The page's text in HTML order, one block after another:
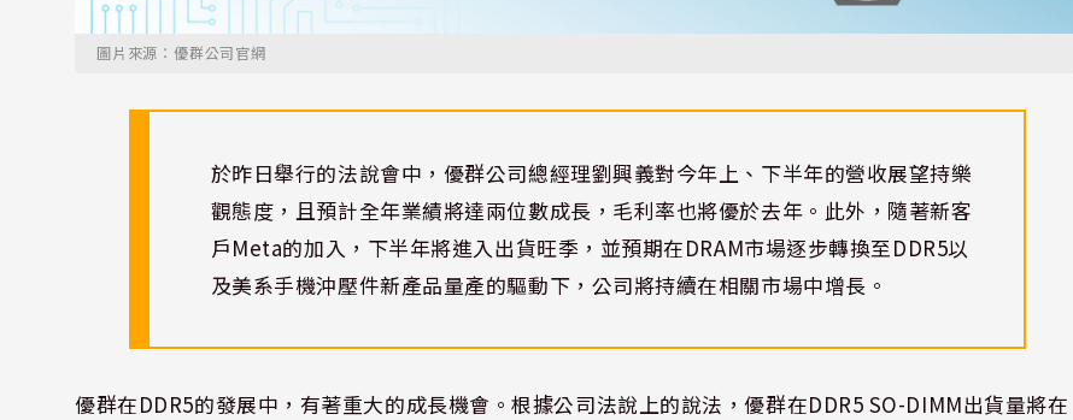
圖片來源：優群公司官網
於昨日舉行的法說會中，優群公司總經理劉興義對今年上、下半年的營收展望持樂
觀態度，且預計全年業績將達兩位數成長，毛利率也將優於去年。此外，隨著新客
戶Meta的加入，下半年將進入出貨旺季，並預期在DRAM市場逐步轉換至DDR5以
及美系手機沖壓件新產品量產的驅動下，公司將持續在相關市場中增長。
優群在DDR5的發展中，有著重大的成長機會。根據公司法說上的說法，優群在DDR5 SO-DIMM出貨量將在